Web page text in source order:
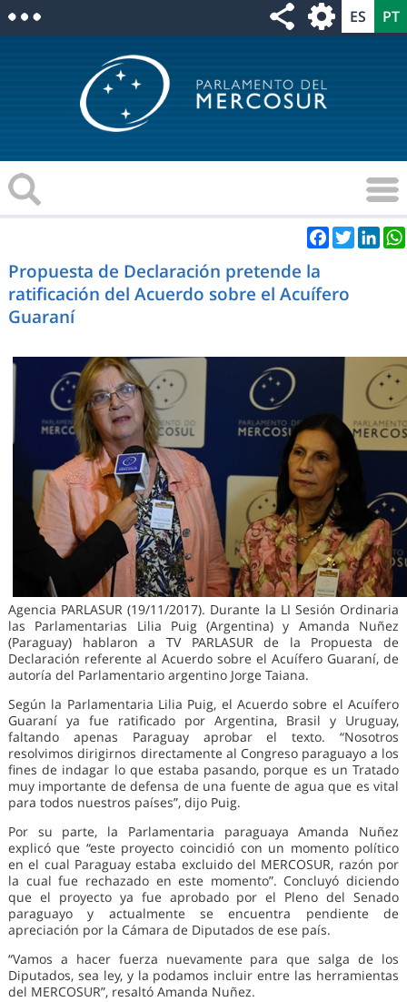
Facebook
Twitter
Propuesta de Declaración pretende la
ratificación del Acuerdo sobre el Acuífero
Guaraní
Agencia PARLASUR (19/11/2017). Durante la LI Sesión Ordinaria
las Parlamentarias Lilia Puig (Argentina) y Amanda Nuñez
(Paraguay) hablaron a TV PARLASUR de la Propuesta de
Declaración referente al Acuerdo sobre el Acuífero Guaraní, de
autoría del Parlamentario argentino Jorge Taiana.
Según la Parlamentaria Lilia Puig, el Acuerdo sobre el Acuífero
Guaraní ya fue ratificado por Argentina, Brasil y Uruguay,
faltando apenas Paraguay aprobar el texto. “Nosotros
resolvimos dirigirnos directamente al Congreso paraguayo a los
fines de indagar lo que estaba pasando, porque es un Tratado
muy importante de defensa de una fuente de agua que es vital
para todos nuestros países”, dijo Puig.
Por su parte, la Parlamentaria paraguaya Amanda Nuñez
explicó que “este proyecto coincidió con un momento político
en el cual Paraguay estaba excluido del MERCOSUR, razón por
la cual fue rechazado en este momento”. Concluyó diciendo
que el proyecto ya fue aprobado por el Pleno del Senado
paraguayo y actualmente se encuentra pendiente de
apreciación por la Cámara de Diputados de ese país.
“Vamos a hacer fuerza nuevamente para que salga de los
Diputados, sea ley, y la podamos incluir entre las herramientas
del MERCOSUR”, resaltó Amanda Nuñez.